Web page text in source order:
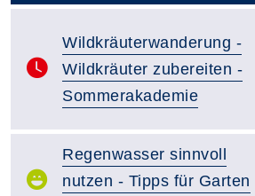
Wildkräuterwanderung -
Wildkräuter zubereiten -
Sommerakademie
Regenwasser sinnvoll
nutzen - Tipps für Garten